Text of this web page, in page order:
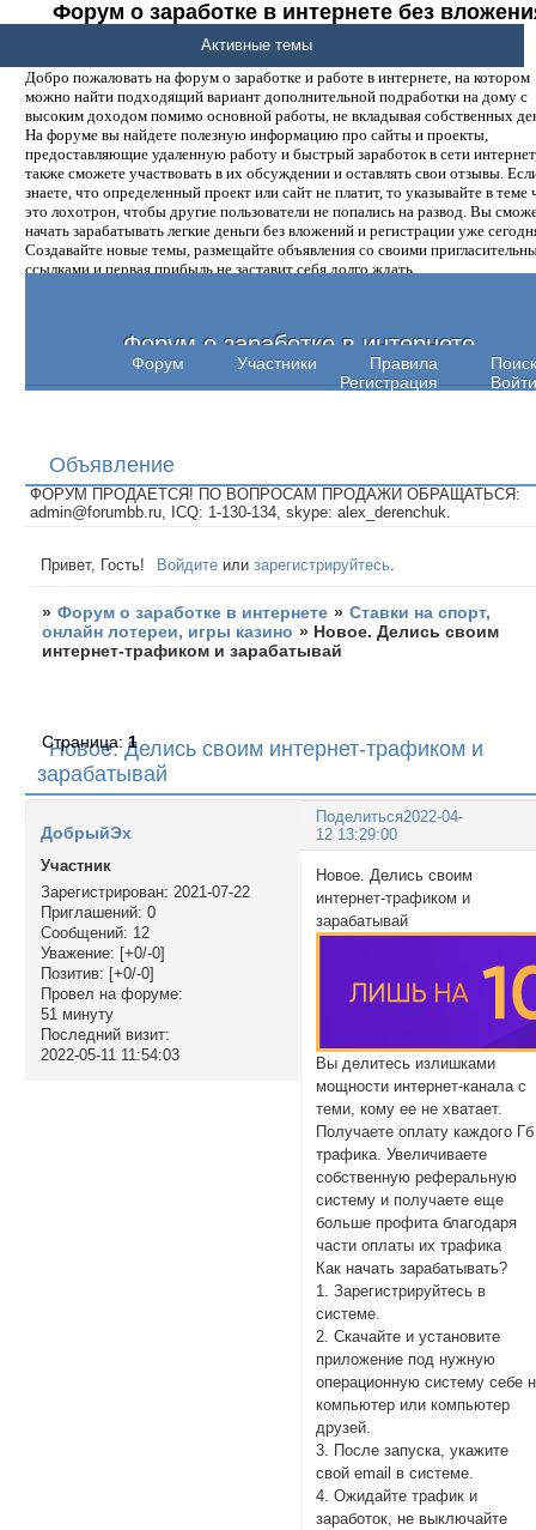
Форум о заработке в интернете без
денег.
Добро пожаловать на форум о заработке и работе в интернете, на котором
можно найти подходящий вариант дополнительной подработки на дому с
высоким доходом помимо основной работы, не вкладывая собственных
На форуме вы найдете полезную информацию про сайты и проекты,
предоставляющие удаленную работу и быстрый заработок в сети
также сможете участвовать в их обсуждении и оставлять свои отзывы.
знаете, что определенный проект или сайт не платит, то указывайте в теме
это лохотрон, чтобы другие пользователи не попались на развод. Вы
начать зарабатывать легкие деньги без вложений и регистрации уже
Создавайте новые темы, размещайте объявления со своими
ссылками и первая прибыль не заставит себя долго ждать.
Форум о заработке в интернете
Форум Участники Правила
Поиск
Регистрация
Войти
Активные темы
Объявление
ФОРУМ ПРОДАЕТСЯ! ПО ВОПРОСАМ ПРОДАЖИ ОБРАЩАТЬСЯ:
admin@forumbb.ru, ICQ: 1-130-134, skype: alex_derenchuk.
Привет, Гость! Войдите илизарегистрируйтесь
» Форум о заработке в интернете » Ставки на спорт,
онлайн лотереи, игры казино » Новое. Делись своим
интернет-трафиком и зарабатывай
Новое. Делись своим интернет-трафиком и
зарабатывай
Страница:1
Поделиться2022-04-
12 13:29:00
ДобрыйЭх
Участник
Зарегистрирован: 2021-07-22
Приглашений: 0
Сообщений: 12
Уважение: [+0/-0]
Позитив: [+0/-0]
Провел на форуме:
51 минуту
Последний визит:
2022-05-11 11:54:03
Новое. Делись своим
интернет-трафиком и
зарабатывай
Вы делитесь излишками
мощности интернет-канала с
теми, кому ее не хватает.
Получаете оплату каждого Гб
трафика. Увеличиваете
собственную реферальную
систему и получаете еще
больше профита благодаря
части оплаты их трафика
Как начать зарабатывать?
1. Зарегистрируйтесь в
системе.
2. Скачайте и установите
приложение под нужную
операционную систему себе
компьютер или компьютер
друзей.
3. После запуска, укажите
свой email в системе.
4. Ожидайте трафик и
заработок, не выключайте